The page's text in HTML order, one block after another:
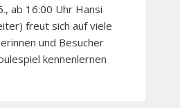
ab 16:00 Uhr Hansi
freut sich auf viele
und Besucher
kennenlernen